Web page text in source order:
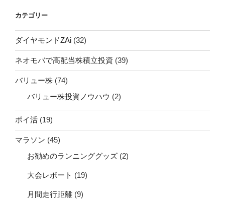
カテゴリー
ダイヤモンドZAi (32)
ネオモバで高配当株積立投資 (39)
バリュー株 (74)
バリュー株投資ノウハウ (2)
ポイ活 (19)
マラソン (45)
お勧めのランニンググッズ (2)
大会レポート (19)
月間走行距離 (9)